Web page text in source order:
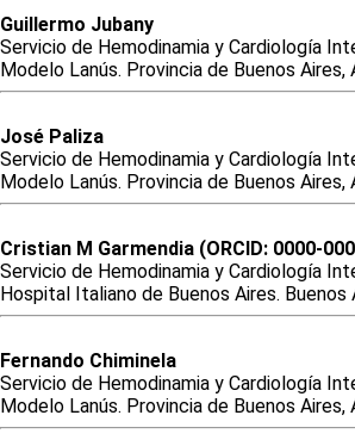
Guillermo Jubany
Servicio de Hemodinamia y Cardiología
Modelo Lanús. Provincia de Buenos Aires,
José Paliza
Servicio de Hemodinamia y Cardiología
Modelo Lanús. Provincia de Buenos Aires,
Cristian M Garmendia (ORCID: 0000-
Servicio de Hemodinamia y Cardiología
Hospital Italiano de Buenos Aires. Buenos
Fernando Chiminela
Servicio de Hemodinamia y Cardiología
Modelo Lanús. Provincia de Buenos Aires,